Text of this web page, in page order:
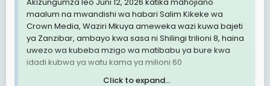
maalum na mwandishi wa habari Salim Kikeke wa
Crown Media, Waziri Mkuya ameweka wazi kuwa bajeti
ya Zanzibar, ambayo kwa sasa ni Shilingi trilioni 8, haina
uwezo wa kubeba mzigo wa matibabu ya bure kwa
idadi kubwa ya watu kama ya milioni 60
Click to expand...